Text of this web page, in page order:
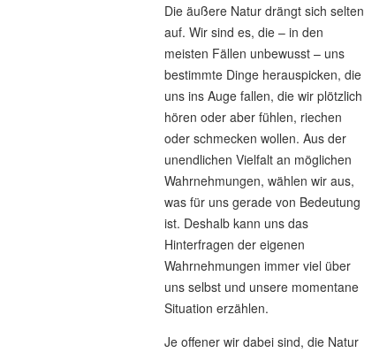
Die äußere Natur drängt sich selten
auf. Wir sind es, die – in den
meisten Fällen unbewusst – uns
bestimmte Dinge herauspicken, die
uns ins Auge fallen, die wir plötzlich
hören oder aber fühlen, riechen
oder schmecken wollen. Aus der
unendlichen Vielfalt an möglichen
Wahrnehmungen, wählen wir aus,
was für uns gerade von Bedeutung
ist. Deshalb kann uns das
Hinterfragen der eigenen
Wahrnehmungen immer viel über
uns selbst und unsere momentane
Situation erzählen.
Je offener wir dabei sind, die Natur